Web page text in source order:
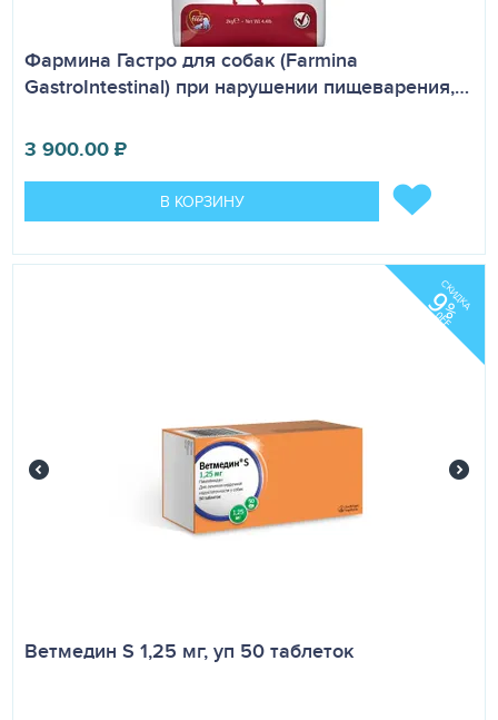
Фармина Гастро для собак (Farmina
GastroIntestinal) при нарушении пищеварения,…
3 900.00₽
В КОРЗИНУ
СКИДКА
9%
OFF
Ветмедин S 1,25 мг, уп 50 таблеток